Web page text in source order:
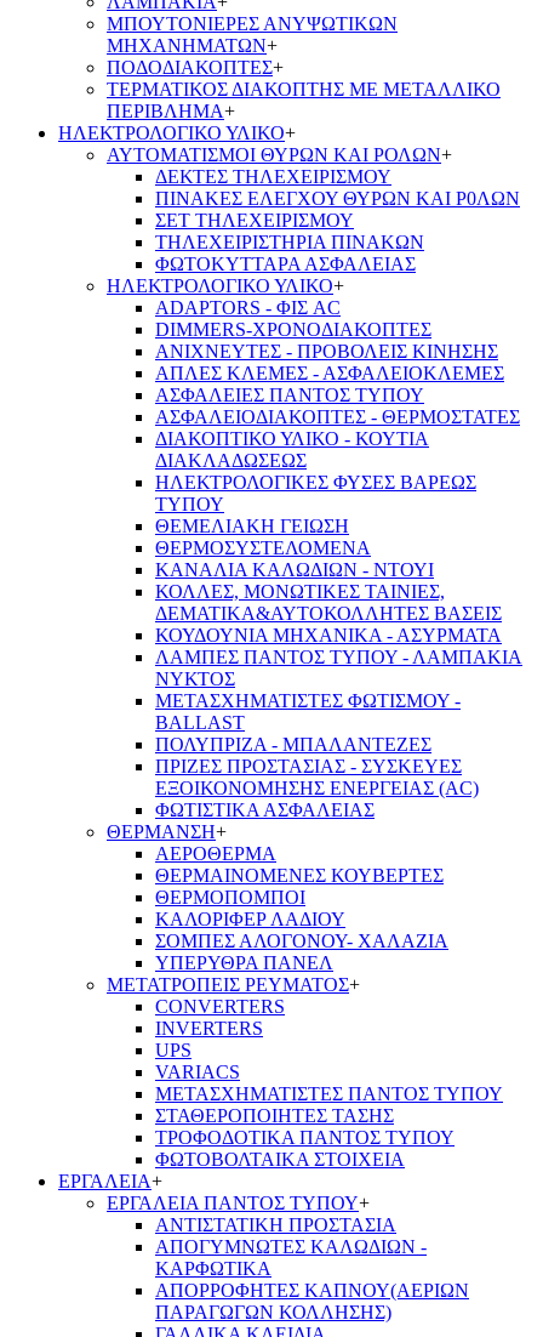
ΜΠΟΥΤΟΝΙΕΡΕΣ ΑΝΥΨΩΤΙΚΩΝ
ΜΗΧΑΝΗΜΑΤΩΝ+
ΠΟΔΟΔΙΑΚΟΠΤΕΣ+
ΤΕΡΜΑΤΙΚΟΣ ΔΙΑΚΟΠΤΗΣ ΜΕ ΜΕΤΑΛΛΙΚΟ
ΠΕΡΙΒΛΗΜΑ+
ΗΛΕΚΤΡΟΛΟΓΙΚΟ ΥΛΙΚΟ+
ΑΥΤΟΜΑΤΙΣΜΟΙ ΘΥΡΩΝ ΚΑΙ ΡΟΛΩΝ+
ΔΕΚΤΕΣ ΤΗΛΕΧΕΙΡΙΣΜΟΥ
ΠΙΝΑΚΕΣ ΕΛΕΓΧΟΥ ΘΥΡΩΝ ΚΑΙ Ρ0ΛΩΝ
ΣΕΤ ΤΗΛΕΧΕΙΡΙΣΜΟΥ
ΤΗΛΕΧΕΙΡΙΣΤΗΡΙΑ ΠΙΝΑΚΩΝ
ΦΩΤΟΚΥΤΤΑΡΑ ΑΣΦΑΛΕΙΑΣ
ΗΛΕΚΤΡΟΛΟΓΙΚΟ ΥΛΙΚΟ+
ADAPTORS - ΦΙΣ AC
DIMMERS-ΧΡΟΝΟΔΙΑΚΟΠΤΕΣ
ΑΝΙΧΝΕΥΤΕΣ - ΠΡΟΒΟΛΕΙΣ ΚΙΝΗΣΗΣ
ΑΠΛΕΣ ΚΛΕΜΕΣ - ΑΣΦΑΛΕΙΟΚΛΕΜΕΣ
ΑΣΦΑΛΕΙΕΣ ΠΑΝΤΟΣ ΤΥΠΟΥ
ΑΣΦΑΛΕΙΟΔΙΑΚΟΠΤΕΣ - ΘΕΡΜΟΣΤΑΤΕΣ
ΔΙΑΚΟΠΤΙΚΟ ΥΛΙΚΟ - ΚΟΥΤΙΑ
ΔΙΑΚΛΑΔΩΣΕΩΣ
ΗΛΕΚΤΡΟΛΟΓΙΚΕΣ ΦΥΣΕΣ ΒΑΡΕΩΣ
ΤΥΠΟΥ
ΘΕΜΕΛΙΑΚΗ ΓΕΙΩΣΗ
ΘΕΡΜΟΣΥΣΤΕΛΟΜΕΝΑ
ΚΑΝΑΛΙΑ ΚΑΛΩΔΙΩΝ - ΝΤΟΥΙ
ΚΟΛΛΕΣ, ΜΟΝΩΤΙΚΕΣ ΤΑΙΝΙΕΣ,
ΔΕΜΑΤΙΚΑ&ΑΥΤΟΚΟΛΛΗΤΕΣ ΒΑΣΕΙΣ
ΚΟΥΔΟΥΝΙΑ ΜΗΧΑΝΙΚΑ - ΑΣΥΡΜΑΤΑ
ΛΑΜΠΕΣ ΠΑΝΤΟΣ ΤΥΠΟΥ - ΛΑΜΠΑΚΙΑ
ΝΥΚΤΟΣ
ΜΕΤΑΣΧΗΜΑΤΙΣΤΕΣ ΦΩΤΙΣΜΟΥ -
BALLAST
ΠΟΛΥΠΡΙΖΑ - ΜΠΑΛΑΝΤΕΖΕΣ
ΠΡΙΖΕΣ ΠΡΟΣΤΑΣΙΑΣ - ΣΥΣΚΕΥΕΣ
ΕΞΟΙΚΟΝΟΜΗΣΗΣ ΕΝΕΡΓΕΙΑΣ (AC)
ΦΩΤΙΣΤΙΚΑ ΑΣΦΑΛΕΙΑΣ
ΘΕΡΜΑΝΣΗ+
ΑΕΡΟΘΕΡΜΑ
ΘΕΡΜΑΙΝΟΜΕΝΕΣ ΚΟΥΒΕΡΤΕΣ
ΘΕΡΜΟΠΟΜΠΟΙ
ΚΑΛΟΡΙΦΕΡ ΛΑΔΙΟΥ
ΣΟΜΠΕΣ ΑΛΟΓΟΝΟΥ- ΧΑΛΑΖΙΑ
ΥΠΕΡΥΘΡΑ ΠΑΝΕΛ
ΜΕΤΑΤΡΟΠΕΙΣ ΡΕΥΜΑΤΟΣ+
CONVERTERS
INVERTERS
UPS
VARIACS
ΜΕΤΑΣΧΗΜΑΤΙΣΤΕΣ ΠΑΝΤΟΣ ΤΥΠΟΥ
ΣΤΑΘΕΡΟΠΟΙΗΤΕΣ ΤΑΣΗΣ
ΤΡΟΦΟΔΟΤΙΚΑ ΠΑΝΤΟΣ ΤΥΠΟΥ
ΦΩΤΟΒΟΛΤΑΙΚΑ ΣΤΟΙΧΕΙΑ
ΕΡΓΑΛΕΙΑ+
ΕΡΓΑΛΕΙΑ ΠΑΝΤΟΣ ΤΥΠΟΥ+
ΑΝΤΙΣΤΑΤΙΚΗ ΠΡΟΣΤΑΣΙΑ
ΑΠΟΓΥΜΝΩΤΕΣ ΚΑΛΩΔΙΩΝ -
ΚΑΡΦΩΤΙΚΑ
ΑΠΟΡΡΟΦΗΤΕΣ ΚΑΠΝΟΥ(ΑΕΡΙΩΝ
ΠΑΡΑΓΩΓΩΝ ΚΟΛΛΗΣΗΣ)